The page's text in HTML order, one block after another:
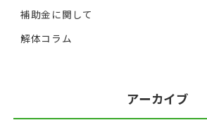
補助金に関して
解体コラム
アーカイブ